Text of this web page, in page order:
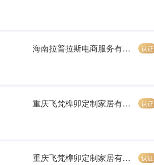
海南拉普拉斯电商服务有限公司 认证
重庆飞梵榫卯定制家居有限公司 认证
重庆飞梵榫卯定制家居有限公司 认证